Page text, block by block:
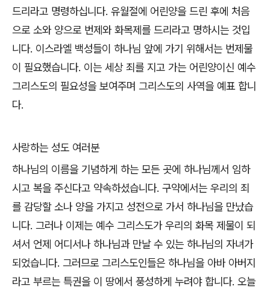
드리라고 명령하십니다. 유월절에 어린양을 드린 후에 처음
으로 소와 양으로 번제와 화목제를 드리라고 명하시는 것입
니다. 이스라엘 백성들이 하나님 앞에 가기 위해서는 번제물
이 필요했습니다. 이는 세상 죄를 지고 가는 어린양이신 예수
그리스도의 필요성을 보여주며 그리스도의 사역을 예표 합니
다.
사랑하는 성도 여러분
하나님의 이름을 기념하게 하는 모든 곳에 하나님께서 임하
시고 복을 주신다고 약속하셨습니다. 구약에서는 우리의 죄
를 감당할 소나 양을 가지고 성전으로 가서 하나님을 만났습
니다. 그러나 이제는 예수 그리스도가 우리의 화목 제물이 되
셔서 언제 어디서나 하나님과 만날 수 있는 하나님의 자녀가
되었습니다. 그러므로 그리스도인들은 하나님을 아바 아버지
라고 부르는 특권을 이 땅에서 풍성하게 누려야 합니다. 오늘